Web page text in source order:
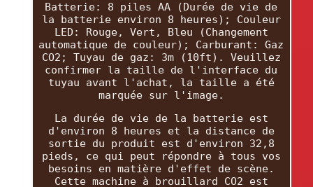
Batterie: 8 piles AA (Durée de vie de
la batterie environ 8 heures); Couleur
LED: Rouge, Vert, Bleu (Changement
automatique de couleur); Carburant: Gaz
CO2; Tuyau de gaz: 3m (10ft). Veuillez
confirmer la taille de l'interface du
tuyau avant l'achat, la taille a été
marquée sur l'image.
La durée de vie de la batterie est
d'environ 8 heures et la distance de
sortie du produit est d'environ 32,8
pieds, ce qui peut répondre à tous vos
besoins en matière d'effet de scène.
Cette machine à brouillard CO2 est